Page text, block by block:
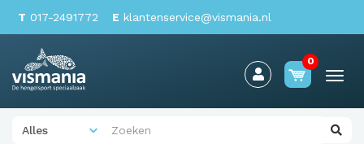
T 017-2491772 E klantenservice@vismania.nl
0